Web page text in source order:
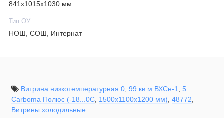
841х1015х1030 мм
Тип ОУ
НОШ, СОШ, Интернат
Витрина низкотемпературная 0, 99 кв.м ВХСн-1
5
Carboma Полюс (-18...0С, 1500х1100х1200 мм) 48772
Витрины холодильные